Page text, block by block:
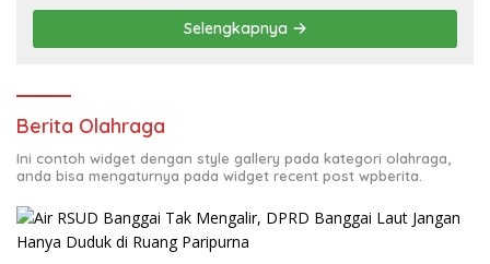
Selengkapnya
Berita Olahraga
Ini contoh widget dengan style gallery pada kategori olahraga,
anda bisa mengaturnya pada widget recent post wpberita.